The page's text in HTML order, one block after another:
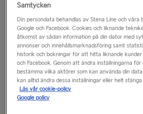
landskapet bjuder på rik kultur,
och sjöar, idylliska röda stugor och
lokal och ekologisk mat.
Det är också födelseplatsen för IKEA
till Pippi...
Läs mer
Samtycken
Din persondata behandlas av Stena Line och våra
Google och Facebook. Cookies och liknande
åtkomst av sådan information på din dator med
annonser och innehållsmarknadsföring samt
historik och bokningar för att hitta liknande
och Facebook. Genom att ändra inställningarna
bestämma vilka aktörer som kan använda din
kan alltid ändra dessa inställningar eller helt
Läs vår cookie-policy
Google policy